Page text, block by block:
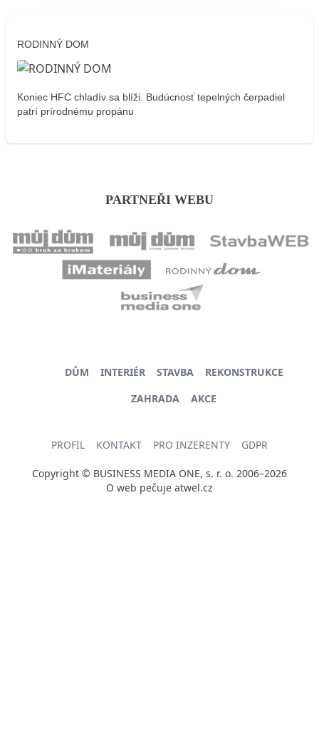
RODINNÝ DOM
Koniec HFC chladív sa blíži. Budúcnosť tepelných čerpadiel
patrí prírodnému propánu
PARTNEŘI WEBU
DŮM INTERIÉR STAVBA
REKONSTRUKCE
ZAHRADA
AKCE
PROFIL KONTAKT PRO INZERENTY GDPR
Copyright © BUSINESS MEDIA ONE, s. r. o. 2006–2026